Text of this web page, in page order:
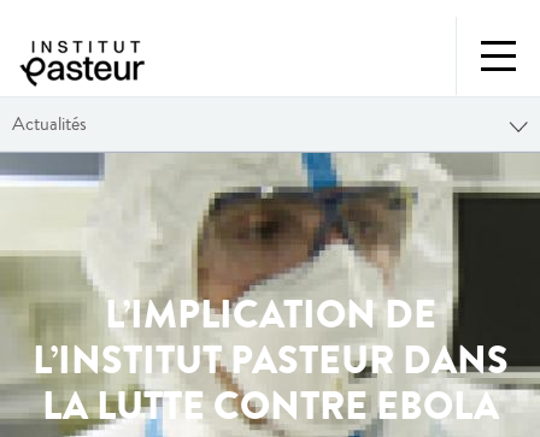
Actualités
L’IMPLICATION DE
L’INSTITUT PASTEUR DANS
LA LUTTE CONTRE EBOLA